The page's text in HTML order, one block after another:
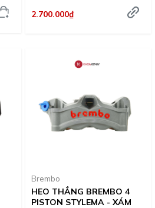
2.700.000₫
Brembo
HEO THẮNG BREMBO 4
PISTON STYLEMA - XÁM